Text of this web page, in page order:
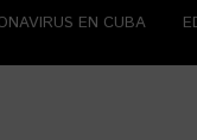
EN CUBA